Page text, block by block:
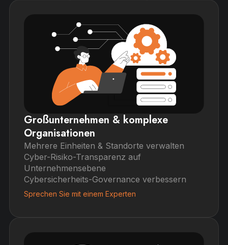
Großunternehmen & komplexe
Organisationen
Mehrere Einheiten & Standorte verwalten
Cyber-Risiko-Transparenz auf
Unternehmensebene
Cybersicherheits-Governance verbessern
Sprechen Sie mit einem Experten